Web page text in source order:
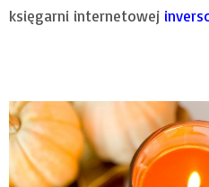
księgarni internetowej